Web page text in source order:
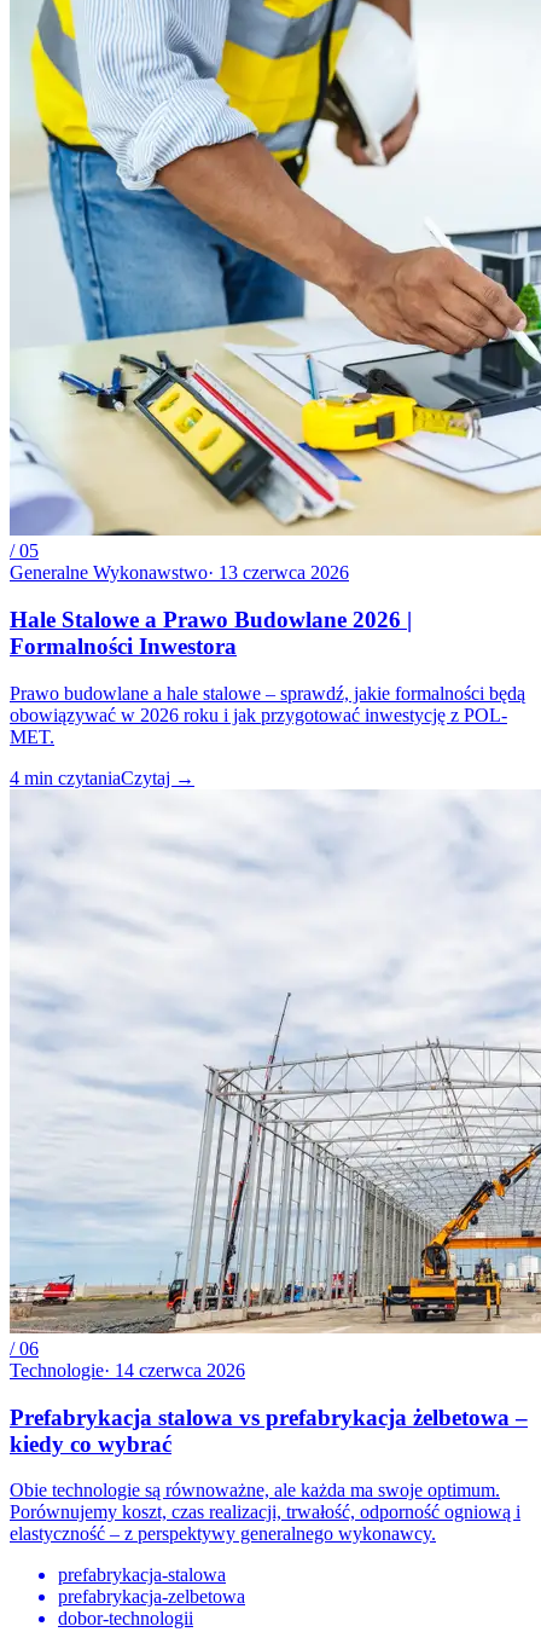
/05
Generalne Wykonawstwo· 13 czerwca 2026
Hale Stalowe a Prawo Budowlane 2026 |
Formalności Inwestora
Prawo budowlane a hale stalowe – sprawdź, jakie formalności będą
obowiązywać w 2026 roku i jak przygotować inwestycję z POL-
MET.
4 min czytaniaCzytaj →
/06
Technologie· 14 czerwca 2026
Prefabrykacja stalowa vs prefabrykacja żelbetowa –
kiedy co wybrać
Obie technologie są równoważne, ale każda ma swoje optimum.
Porównujemy koszt, czas realizacji, trwałość, odporność ogniową i
elastyczność – z perspektywy generalnego wykonawcy.
prefabrykacja-stalowa
prefabrykacja-zelbetowa
dobor-technologii